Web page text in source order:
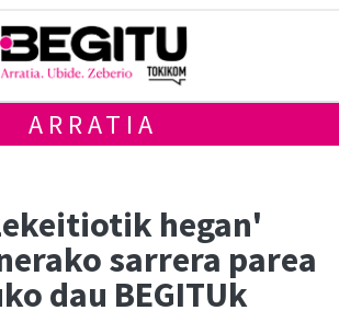
ARRATIA
hegan'
sarrera parea
dau BEGITUk